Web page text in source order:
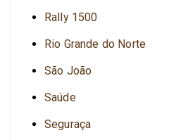
Rally 1500
Rio Grande do Norte
São João
Saúde
Seguraça